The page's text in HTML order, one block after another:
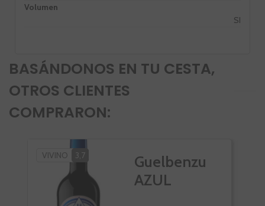
Volumen
SI
BASÁNDONOS EN TU CESTA,
OTROS CLIENTES
COMPRARON:
VIVINO 3,7
Guelbenzu
AZUL